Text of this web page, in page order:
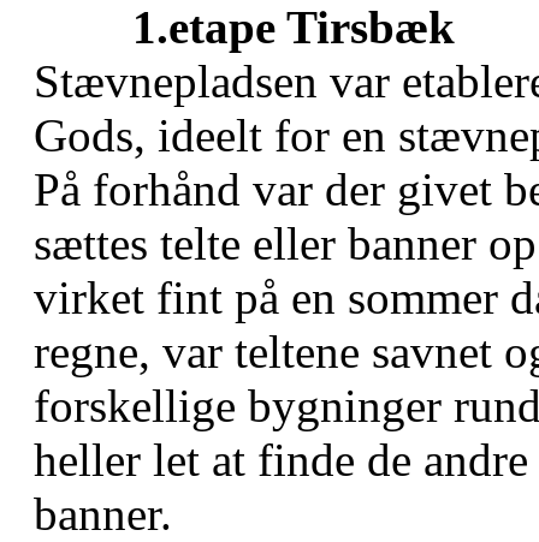
1.etape Tirsbæk
Stævnepladsen var
Gods, ideelt for en
På forhånd var der givet
sættes telte eller banner
virket fint på en sommer
regne, var teltene savnet
forskellige bygninger
heller let at finde de
banner.